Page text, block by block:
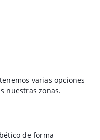
varias opciones
nuestras zonas.
de forma